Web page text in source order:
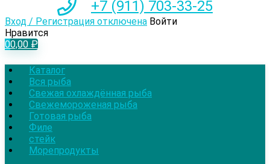
+7 (911) 703-33-25
Вход / Регистрация отключена Войти
Нравится
00,00 ₽
Каталог
Вся рыба
Свежая охлаждённая рыба
Свежемороженая рыба
Готовая рыба
Филе
стейк
Морепродукты